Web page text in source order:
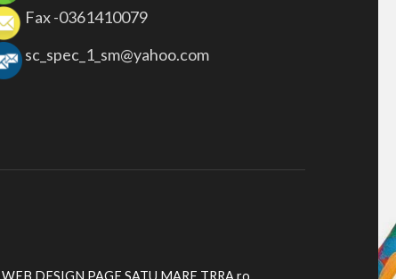
Fax -0361410079
sc_spec_1_sm@yahoo.com
WEB DESIGN PAGE SATU MARE TRRA.ro